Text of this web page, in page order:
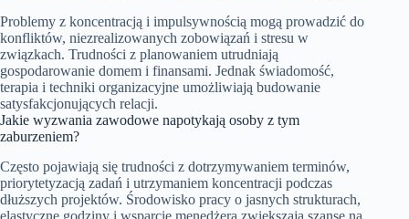
Problemy z koncentracją i impulsywnością mogą prowadzić do
konfliktów, niezrealizowanych zobowiązań i stresu w
związkach. Trudności z planowaniem utrudniają
gospodarowanie domem i finansami. Jednak świadomość,
terapia i techniki organizacyjne umożliwiają budowanie
satysfakcjonujących relacji.
Jakie wyzwania zawodowe napotykają osoby z tym
zaburzeniem?
Często pojawiają się trudności z dotrzymywaniem terminów,
priorytetyzacją zadań i utrzymaniem koncentracji podczas
dłuższych projektów. Środowisko pracy o jasnych strukturach,
elastyczne godziny i wsparcie menedżera zwiększają szanse na